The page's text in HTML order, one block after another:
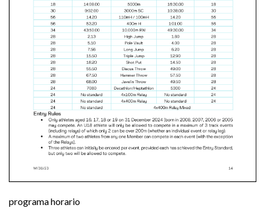
programa horario